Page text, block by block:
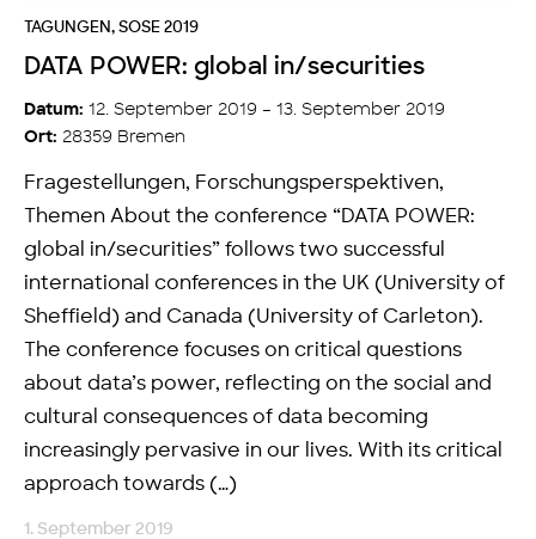
TAGUNGEN, SOSE 2019
DATA POWER: global in/securities
Datum: 12. September 2019 – 13. September 2019
Ort: 28359 Bremen
Fragestellungen, Forschungsperspektiven,
Themen About the conference “DATA POWER:
global in/securities” follows two successful
international conferences in the UK (University of
Sheffield) and Canada (University of Carleton).
The conference focuses on critical questions
about data’s power, reflecting on the social and
cultural consequences of data becoming
increasingly pervasive in our lives. With its critical
approach towards (…)
1. September 2019